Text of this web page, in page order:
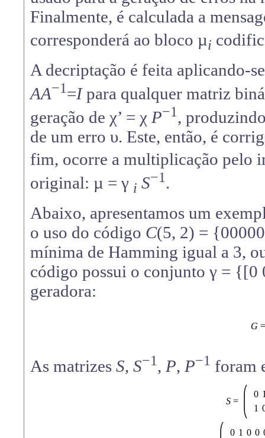
Finalmente, é calculada a
corresponderá ao bloco µi
A decriptação é feita aplicando-
AA−1=Ipara qualquer matriz
geração de χ’ = χ P−1,
de um erro υ. Este, então, é
fim, ocorre a multiplicação pelo
original: µ = γ i S−1.
Abaixo, apresentamos um
o uso do código C(5, 2) =
mínima de Hamming igual a 3,
código possui o conjunto γ =
geradora:
G
As matrizes S, S−1, P, P−1 foram
S =
⎛
⎝
0
1
⎛
0 1 0 0